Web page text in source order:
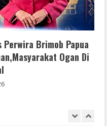
Perwira Brimob Papua
Ogan Di
FitGirl Repack +Patch
BRRip UHD DDP5.1